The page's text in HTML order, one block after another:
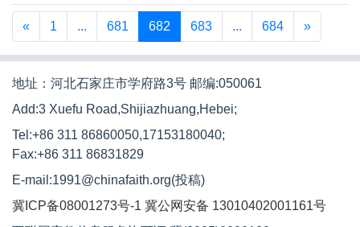
« 1 ... 681 682 683 ... 684 »
地址：河北石家庄市学府路3号 邮编:050061
Add:3 Xuefu Road,Shijiazhuang,Hebei;
Tel:+86 311 86860050,17153180040;
Fax:+86 311 86831829
E-mail:1991@chinafaith.org(投稿)
冀ICP备08001273号-1 冀公网安备 13010402001161号